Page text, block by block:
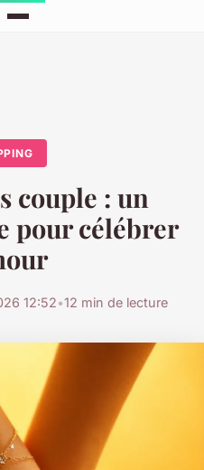
couple : un
pour célébrer
12:52•12 min de lecture